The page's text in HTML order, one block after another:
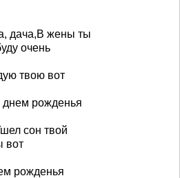
дача,В жены ты
очень
твою вот
рожденья
сон твой
вот
рожденья